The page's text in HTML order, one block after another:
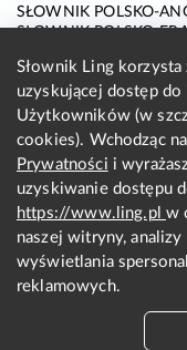
SŁOWNIK POLSKO-
SŁOWNIK POLSKO-
SŁOWNIK POLSKO-
SŁOWNIK POLSKO-
SŁOWNIK POLSKO-
SŁOWNIK ANGIELSKO-
SŁOWNIK
SŁOWNIK WŁOSKO-
SŁOWNIK
SŁOWNIK NIEMIECKO-
SŁOWNIK ROSYJSKO-
O nas
KONTAKT Z REDAKCJĄ
Słownik Ling
uzyskującej dostęp
Użytkowników (w
cookies). Wchodząc
Prywatności i
uzyskiwanie dostępu
https://www.ling.plw
naszej witryny,
wyświetlania
reklamowych.